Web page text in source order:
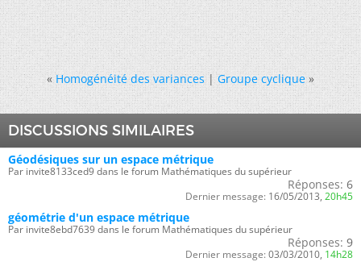
« Homogénéité des variances|Groupe cyclique »
DISCUSSIONS SIMILAIRES
Géodésiques sur un espace métrique
Par invite8133ced9 dans le forum Mathématiques du supérieur
Réponses: 6
Dernier message: 16/05/2013, 20h45
géométrie d'un espace métrique
Par invite8ebd7639 dans le forum Mathématiques du supérieur
Réponses: 9
Dernier message: 03/03/2010, 14h28